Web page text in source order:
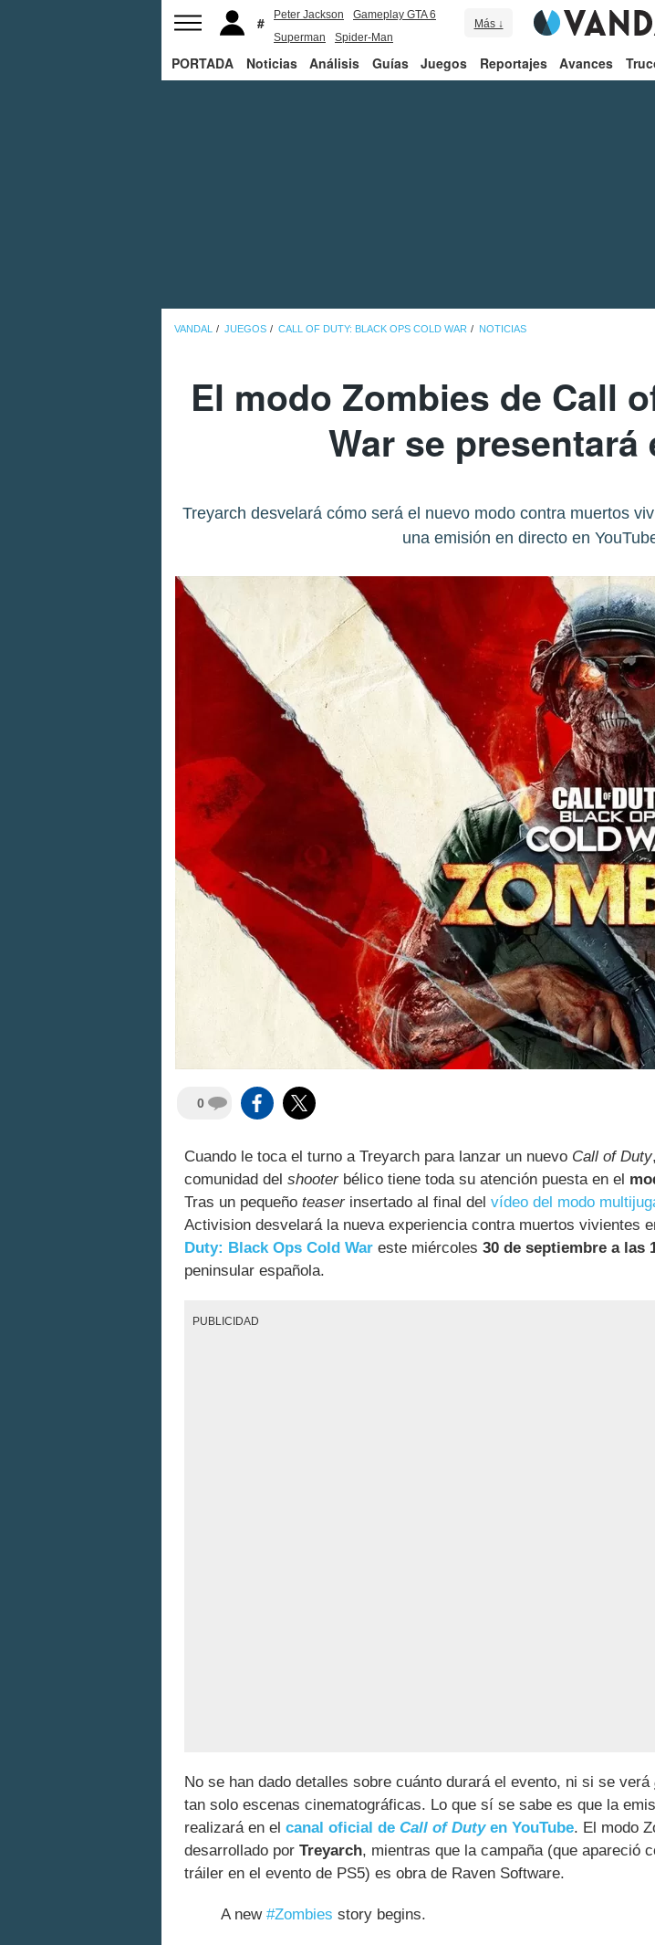
Peter Jackson
Gameplay GTA 6
Superman
Spider-Man
Más ↓
PORTADA Noticias Análisis Guías Juegos Reportajes Avances
VANDAL JUEGOS CALL OF DUTY: BLACK OPS COLD WAR NOTICIAS
El modo Zombies de Call
War se
Treyarch desvelará cómo será el nuevo modo contra muertos
una emisión en directo en
0
Cuando le toca el turno a Treyarch para lanzar un nuevo Call of Duty
comunidad del shooterbélico tiene toda su atención puesta en el
Tras un pequeño teaserinsertado al final del vídeo del modo
Activision desvelará la nueva experiencia contra muertos vivientes
Duty: Black Ops Cold War este miércoles 30 de septiembre a las
peninsular española.
PUBLICIDAD
No se han dado detalles sobre cuánto durará el evento, ni si se verá
tan solo escenas cinematográficas. Lo que sí se sabe es que la
realizará en el canal oficial de Call of Dutyen YouTube. El modo
desarrollado por Treyarch, mientras que la campaña (que apareció
tráiler en el evento de PS5) es obra de Raven Software.
A new #Zombies story begins.